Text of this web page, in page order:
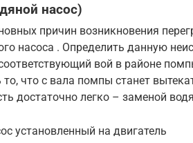
насос)
причин возникновения
насоса . Определить данную
вой в районе
что с вала помпы станет
достаточно легко – заменой
установленный на двигатель